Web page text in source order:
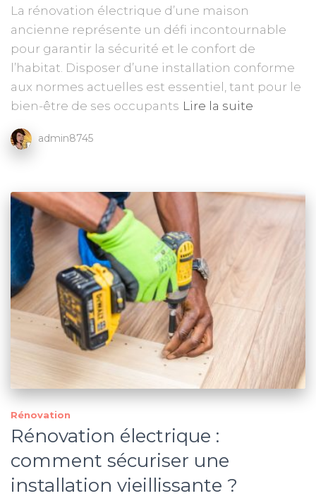
La rénovation électrique d’une maison
ancienne représente un défi incontournable
pour garantir la sécurité et le confort de
l’habitat. Disposer d’une installation conforme
aux normes actuelles est essentiel, tant pour le
bien-être de ses occupants Lire la suite
admin8745
Rénovation
Rénovation électrique :
comment sécuriser une
installation vieillissante ?